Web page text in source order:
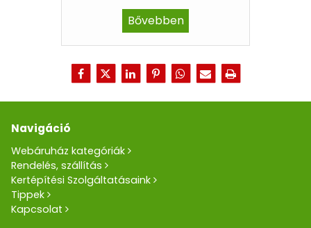
Bővebben
Navigáció
Webáruház kategóriák
Rendelés, szállítás
Kertépítési Szolgáltatásaink
Tippek
Kapcsolat